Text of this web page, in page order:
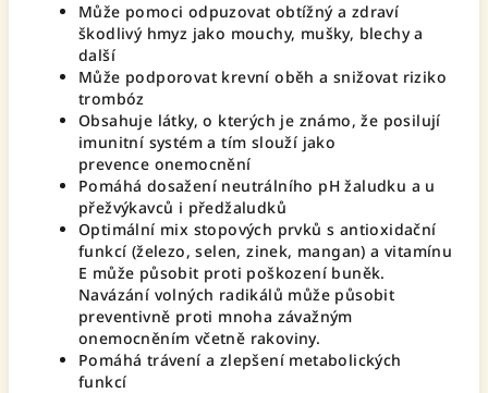
Může pomoci odpuzovat obtížný a zdraví
škodlivý hmyz jako mouchy, mušky, blechy a
další
Může podporovat krevní oběh a snižovat riziko
trombóz
Obsahuje látky, o kterých je známo, že posilují
imunitní systém a tím slouží jako
prevence onemocnění
Pomáhá dosažení neutrálního pH žaludku a u
přežvýkavců i předžaludků
Optimální mix stopových prvků s antioxidační
funkcí (železo, selen, zinek, mangan) a vitamínu
E může působit proti poškození buněk.
Navázání volných radikálů může působit
preventivně proti mnoha závažným
onemocněním včetně rakoviny.
Pomáhá trávení a zlepšení metabolických
funkcí